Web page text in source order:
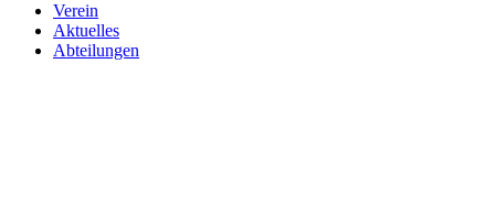
Verein
Aktuelles
Abteilungen